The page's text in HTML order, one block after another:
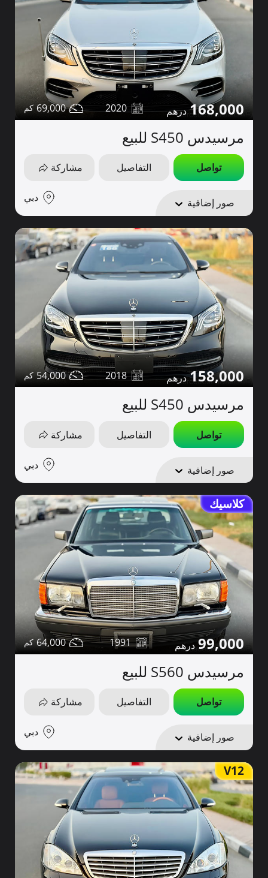
168,000
2020
69,000
مرسيدس S450 للبيع
تواصل التفاصيل مشاركة
صور إضافية دبي
158,000
2018
54,000
مرسيدس S450 للبيع
تواصل التفاصيل مشاركة
صور إضافية دبي
كلاسيك
99,000
1991
64,000
مرسيدس S560 للبيع
تواصل التفاصيل مشاركة
صور إضافية دبي
V12